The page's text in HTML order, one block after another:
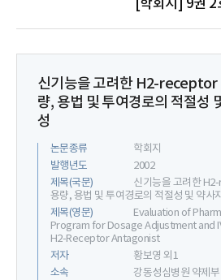
[학회지] 9권 2
신기능을 고려한 H2-
량, 용법 및 투여경로의 적절성
성
논문종류
학회지
발행년도
2002
제목(국문)
신기능을 고려한
용량, 용법 및 투여경로의 적절성 및 약사
제목(영문)
Evaluation of
Program for Dosage Adjustment and
H2-Receptor Antagonist
저자
황보영 외1
소속
강동성심병원 약제부